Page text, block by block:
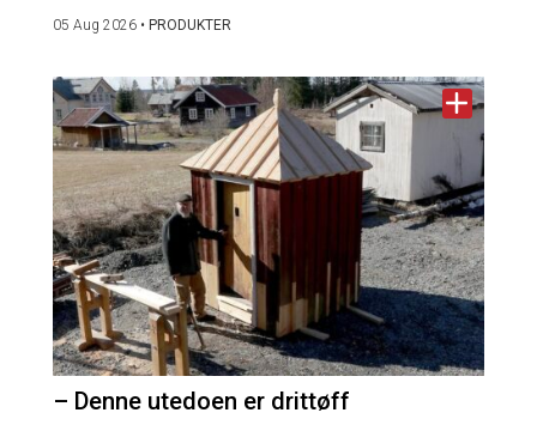
05 Aug 2026 • PRODUKTER
– Denne utedoen er drittøff